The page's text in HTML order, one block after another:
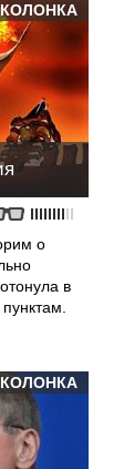
КОЛОНКА
о
в
КОЛОНКА